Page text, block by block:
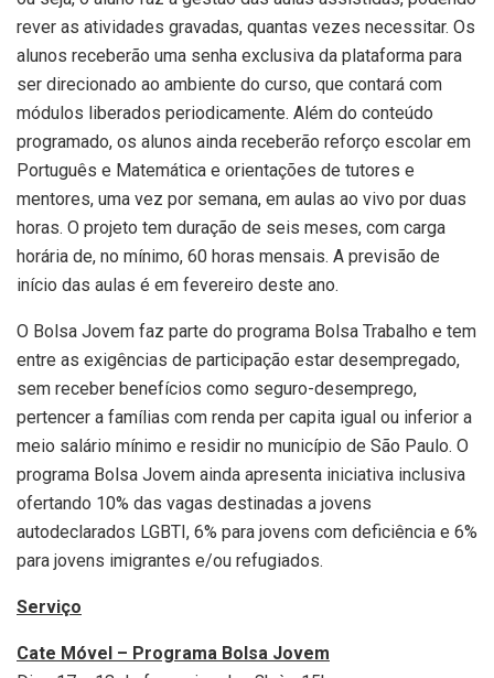
rever as atividades gravadas, quantas vezes necessitar. Os
alunos receberão uma senha exclusiva da plataforma para
ser direcionado ao ambiente do curso, que contará com
módulos liberados periodicamente. Além do conteúdo
programado, os alunos ainda receberão reforço escolar em
Português e Matemática e orientações de tutores e
mentores, uma vez por semana, em aulas ao vivo por duas
horas. O projeto tem duração de seis meses, com carga
horária de, no mínimo, 60 horas mensais. A previsão de
início das aulas é em fevereiro deste ano.
O Bolsa Jovem faz parte do programa Bolsa Trabalho e tem
entre as exigências de participação estar desempregado,
sem receber benefícios como seguro-desemprego,
pertencer a famílias com renda per capita igual ou inferior a
meio salário mínimo e residir no município de São Paulo. O
programa Bolsa Jovem ainda apresenta iniciativa inclusiva
ofertando 10% das vagas destinadas a jovens
autodeclarados LGBTI, 6% para jovens com deficiência e 6%
para jovens imigrantes e/ou refugiados.
Serviço
Cate Móvel – Programa Bolsa Jovem